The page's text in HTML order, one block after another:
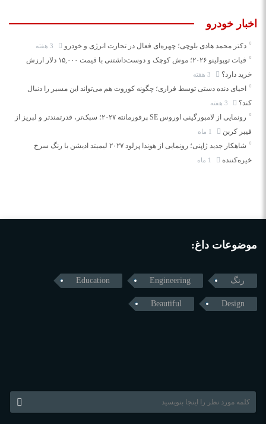
اخبار خودرو
دکتر محمد هادی بلوچی؛ چهره‌ای فعال در تجارت انرژی و خودرو
فیات توپولینو ۲۰۲۶؛ موش کوچک و دوست‌داشتنی با قیمت ۱۵,۰۰۰ دلار ارزش
خرید دارد؟
احیای دنده دستی توسط فراری؛ چگونه کوروت هم می‌تواند این مسیر را دنبال
کند؟
رونمایی از لامبورگینی اوروس SE پرفورمانته ۲۰۲۷؛ سبک‌تر، قدرتمندتر و لبریز از
فیبر کربن
شاهکار جدید ژاپنی؛ رونمایی از هوندا پرلود ۲۰۲۷ لیمیتد ادیشن با رنگ سرخ
خیره‌کننده
موضوعات داغ:
رنگ Engineering
Education
Design
Beautiful